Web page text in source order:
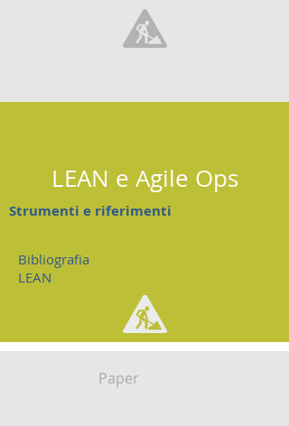
Paper
LEAN e Agile Ops
Bibliografia
LEAN
Strumenti e riferimenti